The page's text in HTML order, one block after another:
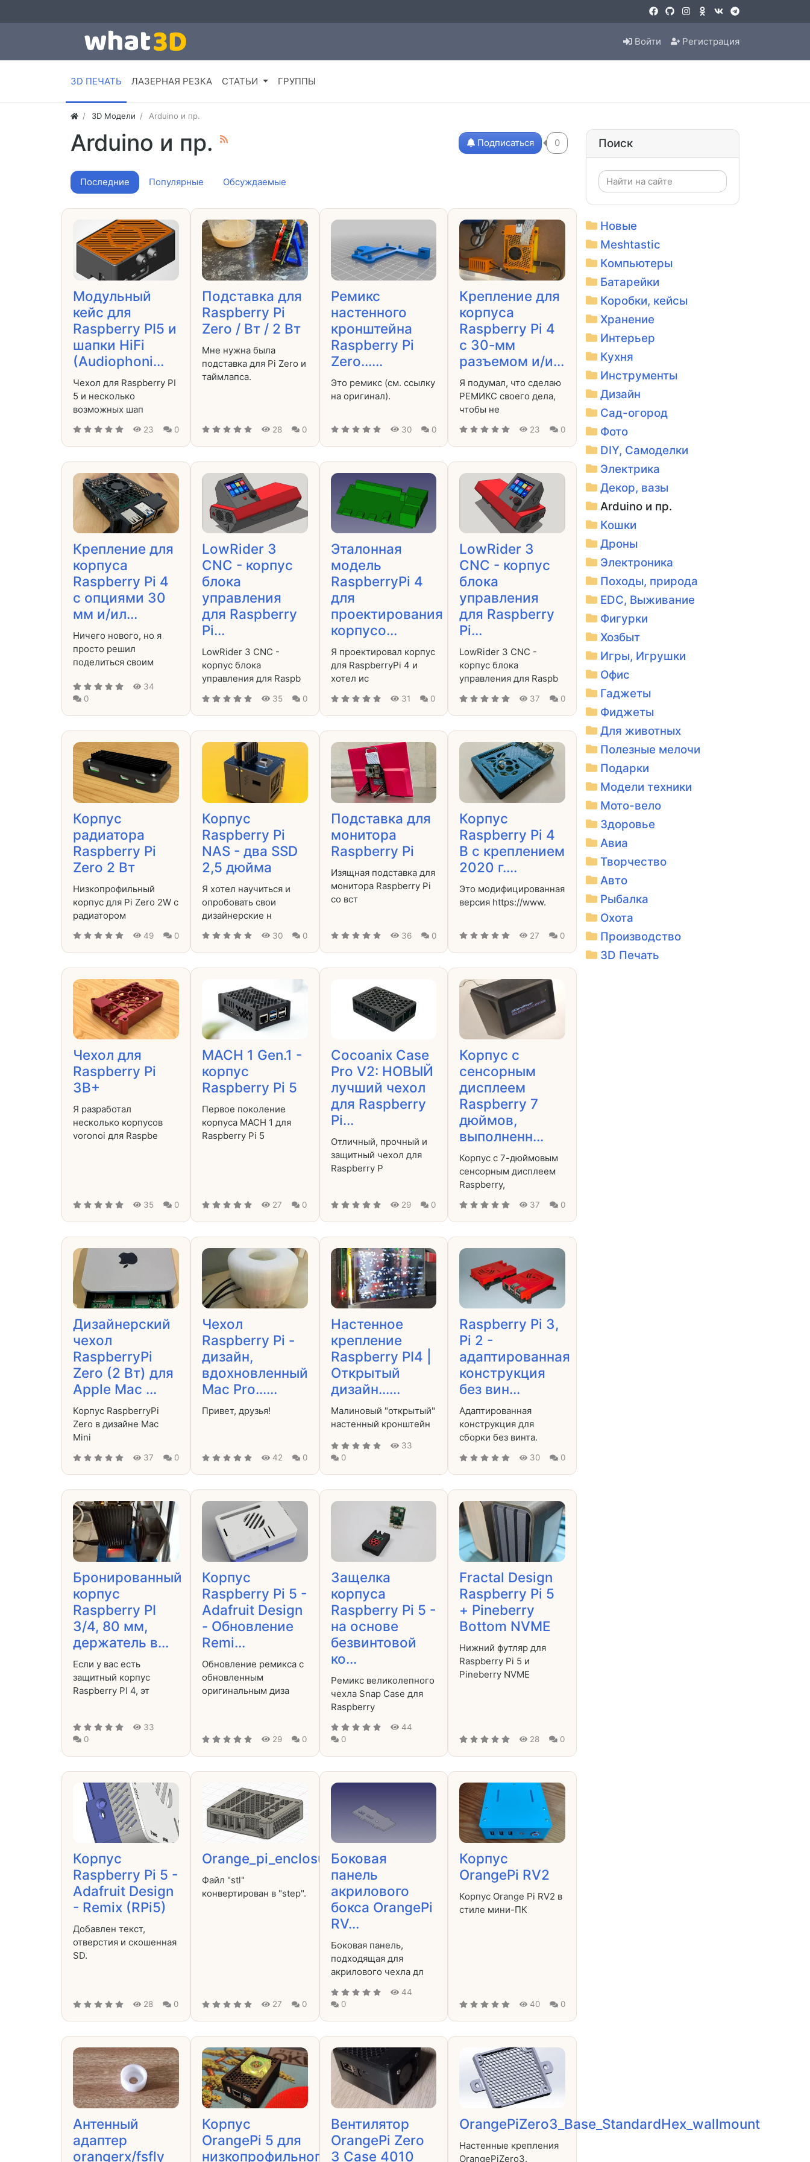
Войти Регистрация
3D ПЕЧАТЬ ЛАЗЕРНАЯ РЕЗКА СТАТЬИ ГРУППЫ
3D Модели Arduino и пр.
Arduino и пр. Подписаться 0
Последние Популярные Обсуждаемые
Модульный
кейс для
Raspberry PI5 и
шапки HiFi
(Audiophoni...
Чехол для Raspberry PI
5 и несколько
возможных шап
23 0
Подставка для
Raspberry Pi
Zero / Вт / 2 Вт
Мне нужна была
подставка для Pi Zero и
таймлапса.
28 0
Ремикс
настенного
кронштейна
Raspberry Pi
Zero......
Это ремикс (см. ссылку
на оригинал).
30 0
Крепление для
корпуса
Raspberry Pi 4
с 30-мм
разъемом и/и...
Я подумал, что сделаю
РЕМИКС своего дела,
чтобы не
23 0
Крепление для
корпуса
Raspberry Pi 4
с опциями 30
мм и/ил...
Ничего нового, но я
просто решил
поделиться своим
34
0
LowRider 3
CNC - корпус
блока
управления
для Raspberry
Pi...
LowRider 3 CNC -
корпус блока
управления для Raspb
35 0
Эталонная
модель
RaspberryPi 4
для
проектирования
корпусо...
Я проектировал корпус
для RaspberryPi 4 и
хотел ис
31 0
LowRider 3
CNC - корпус
блока
управления
для Raspberry
Pi...
LowRider 3 CNC -
корпус блока
управления для Raspb
37 0
Корпус
радиатора
Raspberry Pi
Zero 2 Вт
Низкопрофильный
корпус для Pi Zero 2W с
радиатором
49 0
Корпус
Raspberry Pi
NAS - два SSD
2,5 дюйма
Я хотел научиться и
опробовать свои
дизайнерские н
30 0
Подставка для
монитора
Raspberry Pi
Изящная подставка для
монитора Raspberry Pi
со вст
36 0
Корпус
Raspberry Pi 4
B с креплением
2020 г....
Это модифицированная
версия https://www.
27 0
Чехол для
Raspberry Pi
3B+
Я разработал
несколько корпусов
voronoi для Raspbe
35 0
MACH 1 Gen.1 -
корпус
Raspberry Pi 5
Первое поколение
корпуса MACH 1 для
Raspberry Pi 5
27 0
Cocoanix Case
Pro V2: НОВЫЙ
лучший чехол
для Raspberry
Pi...
Отличный, прочный и
защитный чехол для
Raspberry P
29 0
Корпус с
сенсорным
дисплеем
Raspberry 7
дюймов,
выполненн...
Корпус с 7-дюймовым
сенсорным дисплеем
Raspberry,
37 0
Дизайнерский
чехол
RaspberryPi
Zero (2 Вт) для
Apple Mac ...
Корпус RaspberryPi
Zero в дизайне Mac
Mini
37 0
Чехол
Raspberry Pi -
дизайн,
вдохновленный
Mac Pro......
Привет, друзья!
42 0
Настенное
крепление
Raspberry PI4 |
Открытый
дизайн......
Малиновый "открытый"
настенный кронштейн
33
0
Raspberry Pi 3,
Pi 2 -
адаптированная
конструкция
без вин...
Адаптированная
конструкция для
сборки без винта.
30 0
Бронированный
корпус
Raspberry PI
3/4, 80 мм,
держатель в...
Если у вас есть
защитный корпус
Raspberry PI 4, эт
33
0
Корпус
Raspberry Pi 5 -
Adafruit Design
- Обновление
Remi...
Обновление ремикса с
обновленным
оригинальным диза
29 0
Защелка
корпуса
Raspberry Pi 5 -
на основе
безвинтовой
ко...
Ремикс великолепного
чехла Snap Case для
Raspberry
44
0
Fractal Design
Raspberry Pi 5
+ Pineberry
Bottom NVME
Нижний футляр для
Raspberry Pi 5 и
Pineberry NVME
28 0
Корпус
Raspberry Pi 5 -
Adafruit Design
- Remix (RPi5)
Добавлен текст,
отверстия и скошенная
SD.
28 0
Orange_pi_enclosure_hdmi_ssd_stl_to_step
Файл "stl"
конвертирован в "step".
27 0
Боковая
панель
акрилового
бокса OrangePi
RV...
Боковая панель,
подходящая для
акрилового чехла дл
44
0
Корпус
OrangePi RV2
Корпус Orange Pi RV2 в
стиле мини-ПК
40 0
Антенный
адаптер
orangerx/fsfly
Корпус
OrangePi 5 для
низкопрофильного
Вентилятор
OrangePi Zero
3 Case 4010
OrangePiZero3_Base_StandardHex_wallmount
Настенные крепления
OrangePiZero3.
Поиск
Новые
Meshtastic
Компьютеры
Батарейки
Коробки, кейсы
Хранение
Интерьер
Кухня
Инструменты
Дизайн
Сад-огород
Фото
DIY, Самоделки
Электрика
Декор, вазы
Arduino и пр.
Кошки
Дроны
Электроника
Походы, природа
EDC, Выживание
Фигурки
Хозбыт
Игры, Игрушки
Офис
Гаджеты
Фиджеты
Для животных
Полезные мелочи
Подарки
Модели техники
Мото-вело
Здоровье
Авиа
Творчество
Авто
Рыбалка
Охота
Производство
3D Печать